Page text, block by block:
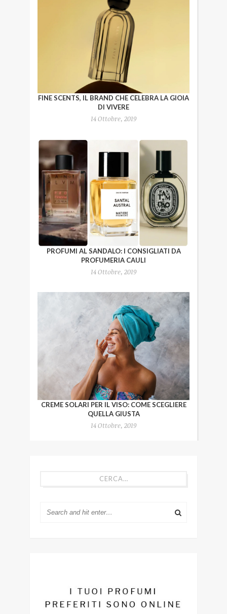
FINE SCENTS, IL BRAND CHE CELEBRA LA GIOIA
DI VIVERE
14 Ottobre, 2019
PROFUMI AL SANDALO: I CONSIGLIATI DA
PROFUMERIA CAULI
14 Ottobre, 2019
CREME SOLARI PER IL VISO: COME SCEGLIERE
QUELLA GIUSTA
14 Ottobre, 2019
CERCA…